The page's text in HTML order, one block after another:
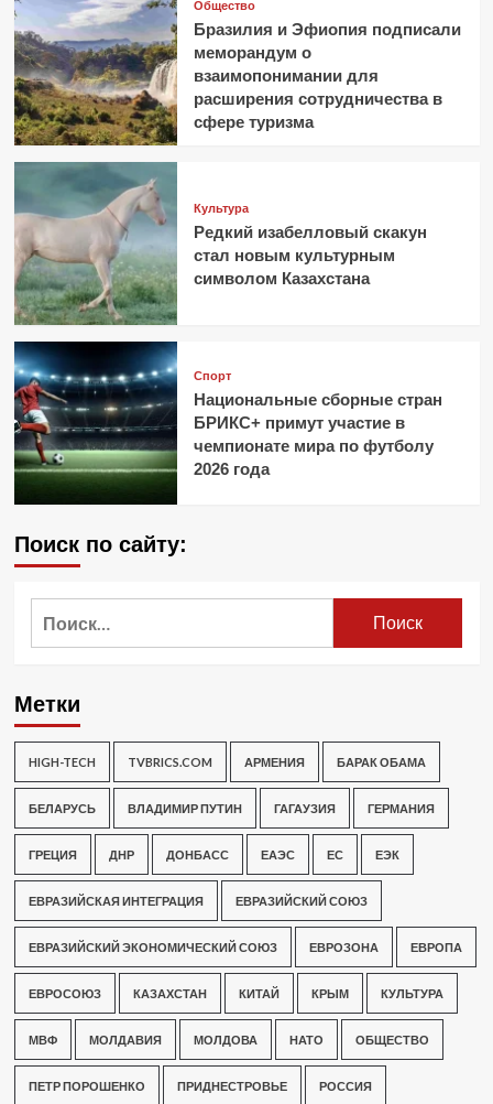
Общество
Бразилия и Эфиопия подписали
меморандум о
взаимопонимании для
расширения сотрудничества в
сфере туризма
Культура
Редкий изабелловый скакун
стал новым культурным
символом Казахстана
Спорт
Национальные сборные стран
БРИКС+ примут участие в
чемпионате мира по футболу
2026 года
Поиск по сайту:
Метки
HIGH-TECH TVBRICS.COM АРМЕНИЯ БАРАК ОБАМА
БЕЛАРУСЬ ВЛАДИМИР ПУТИН ГАГАУЗИЯ ГЕРМАНИЯ
ГРЕЦИЯ ДНР ДОНБАСС ЕАЭС ЕС ЕЭК
ЕВРАЗИЙСКАЯ ИНТЕГРАЦИЯ ЕВРАЗИЙСКИЙ СОЮЗ
ЕВРАЗИЙСКИЙ ЭКОНОМИЧЕСКИЙ СОЮЗ ЕВРОЗОНА ЕВРОПА
ЕВРОСОЮЗ КАЗАХСТАН КИТАЙ КРЫМ КУЛЬТУРА
МВФ МОЛДАВИЯ МОЛДОВА НАТО ОБЩЕСТВО
ПЕТР ПОРОШЕНКО ПРИДНЕСТРОВЬЕ РОССИЯ